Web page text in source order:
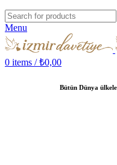
Menu
0 items / ₺0,00
Bütün Dünya